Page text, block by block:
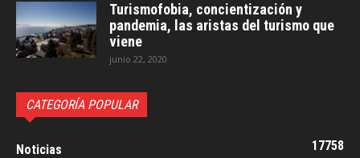
Turismofobia, concientización y
pandemia, las aristas del turismo que
viene
junio 22, 2020
CATEGORÍA POPULAR
Noticias
17758